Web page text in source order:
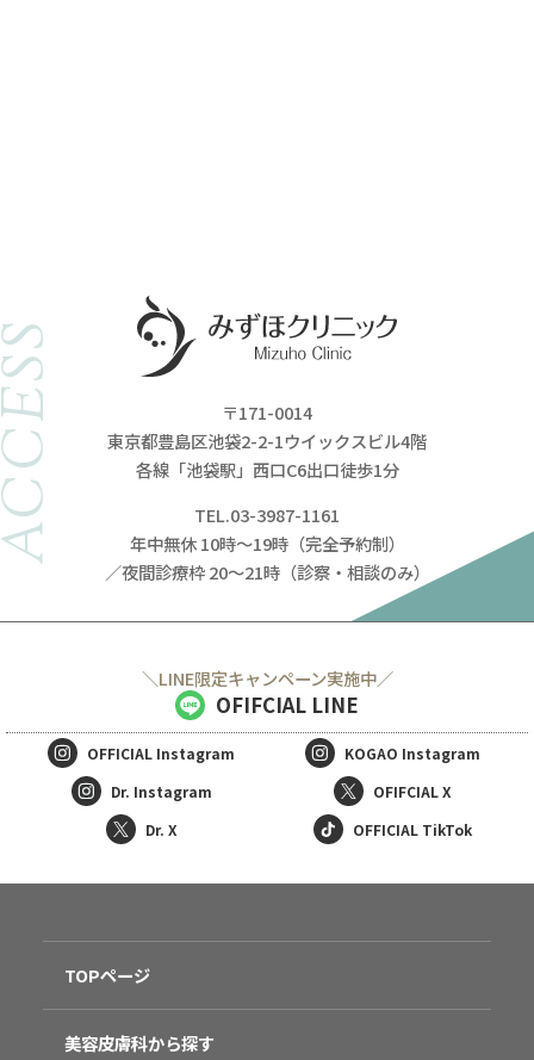
〒171-0014
東京都豊島区池袋2-2-1ウイックスビル4階
各線「池袋駅」西口C6出口徒歩1分
TEL.03-3987-1161
年中無休 10時～19時（完全予約制）
／夜間診療枠 20～21時（診察・相談のみ）
＼LINE限定キャンペーン実施中／
OFIFCIAL LINE
OFFICIAL Instagram KOGAO Instagram
Dr. Instagram
OFIFCIAL X
Dr. X
OFFICIAL TikTok
TOPページ
美容皮膚科から探す